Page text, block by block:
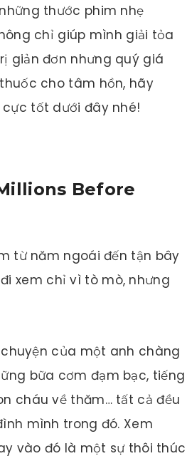
thước phim nhẹ
chỉ giúp mình giải tỏa
giản đơn nhưng quý giá
cho tâm hồn, hãy
tốt dưới đây nhé!
Before
từ năm ngoái đến tận bây
xem chỉ vì tò mò, nhưng
của một anh chàng
bữa cơm đạm bạc, tiếng
cháu về thăm… tất cả đều
mình trong đó. Xem
vào đó là một sự thôi thúc